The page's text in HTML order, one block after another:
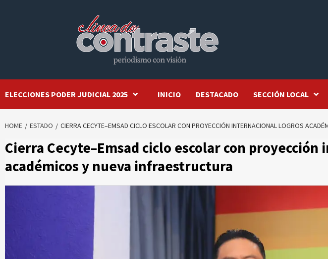
ELECCIONES PODER JUDICIAL 2025 INICIO DESTACADO SECCIÓN LOCAL
HOME ESTADO CIERRA CECYTE–EMSAD CICLO ESCOLAR CON PROYECCIÓN INTERNACIONAL LOGROS
Cierra Cecyte–Emsad ciclo escolar con
académicos y nueva infraestructura